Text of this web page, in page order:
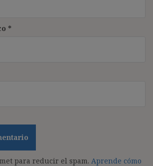
*
para reducir el spam. Aprende cómo